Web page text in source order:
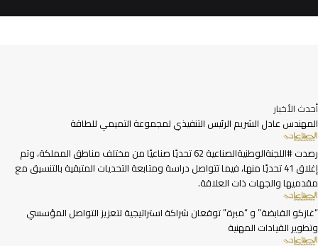
أحدث الأخبار
المهندس عادل الشريم الرئيس التنفيذي لمجموعة التميمي للطاقة
رصدت #اللجنةالوطنيةالصناعية 62 تحديًا صناعيًا من مختلف مناطق المملكة، وتم
إغلاق 41 تحديًا منها، فيما تتواصل دراسة ومتابعة التحديات المتبقية بالتنسيق مع
مقدميها والجهات ذات العلاقة.
“غازكو القابضة” و “مبرة” توقعان شراكة استراتيجية لتعزيز التواصل المؤسسي
وتطوير القيادات المهنية